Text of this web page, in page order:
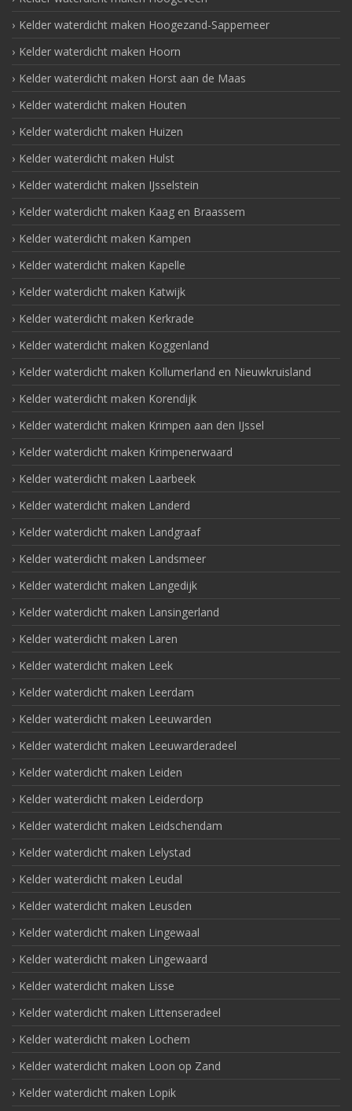
Kelder waterdicht maken Hoogezand-Sappemeer
Kelder waterdicht maken Hoorn
Kelder waterdicht maken Horst aan de Maas
Kelder waterdicht maken Houten
Kelder waterdicht maken Huizen
Kelder waterdicht maken Hulst
Kelder waterdicht maken IJsselstein
Kelder waterdicht maken Kaag en Braassem
Kelder waterdicht maken Kampen
Kelder waterdicht maken Kapelle
Kelder waterdicht maken Katwijk
Kelder waterdicht maken Kerkrade
Kelder waterdicht maken Koggenland
Kelder waterdicht maken Kollumerland en Nieuwkruisland
Kelder waterdicht maken Korendijk
Kelder waterdicht maken Krimpen aan den IJssel
Kelder waterdicht maken Krimpenerwaard
Kelder waterdicht maken Laarbeek
Kelder waterdicht maken Landerd
Kelder waterdicht maken Landgraaf
Kelder waterdicht maken Landsmeer
Kelder waterdicht maken Langedijk
Kelder waterdicht maken Lansingerland
Kelder waterdicht maken Laren
Kelder waterdicht maken Leek
Kelder waterdicht maken Leerdam
Kelder waterdicht maken Leeuwarden
Kelder waterdicht maken Leeuwarderadeel
Kelder waterdicht maken Leiden
Kelder waterdicht maken Leiderdorp
Kelder waterdicht maken Leidschendam
Kelder waterdicht maken Lelystad
Kelder waterdicht maken Leudal
Kelder waterdicht maken Leusden
Kelder waterdicht maken Lingewaal
Kelder waterdicht maken Lingewaard
Kelder waterdicht maken Lisse
Kelder waterdicht maken Littenseradeel
Kelder waterdicht maken Lochem
Kelder waterdicht maken Loon op Zand
Kelder waterdicht maken Lopik